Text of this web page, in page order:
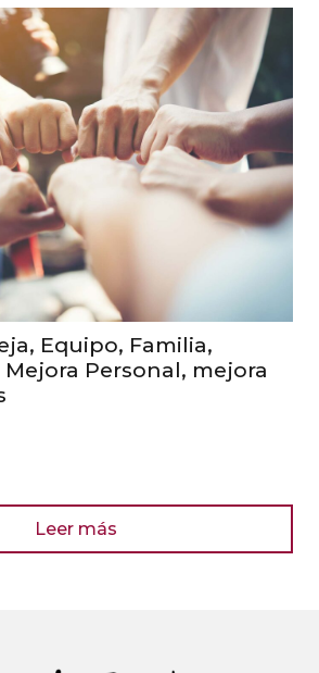
(o empresa) fuerte y
Leer más